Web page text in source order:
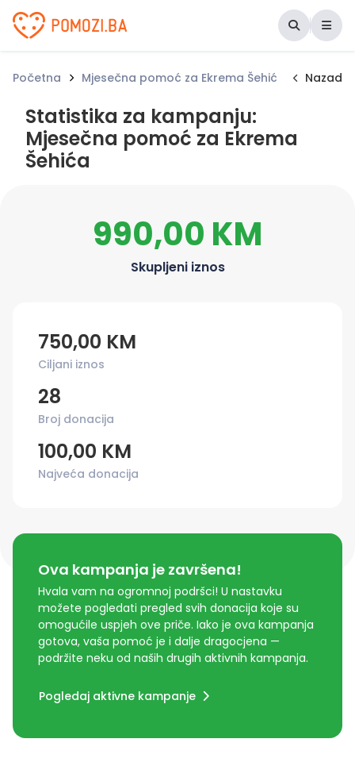
Udruženje Pomozi.ba
Početna Mjesečna pomoć za Ekrema Šehića Nazad
Statistika za kampanju:
Mjesečna pomoć za Ekrema
Šehića
990,00 KM
Skupljeni iznos
750,00 KM
Ciljani iznos
28
Broj donacija
100,00 KM
Najveća donacija
Ova kampanja je završena!
Hvala vam na ogromnoj podršci! U nastavku
možete pogledati pregled svih donacija koje su
omogućile uspjeh ove priče. Iako je ova kampanja
gotova, vaša pomoć je i dalje dragocjena —
podržite neku od naših drugih aktivnih kampanja.
Pogledaj aktivne kampanje